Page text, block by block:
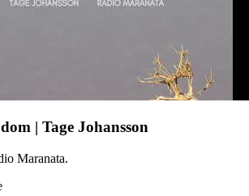
| Tage Johansson
Maranata.